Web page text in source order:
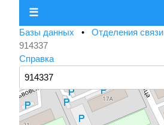
☰
Базы данных • Отделения связи
914337
Справка